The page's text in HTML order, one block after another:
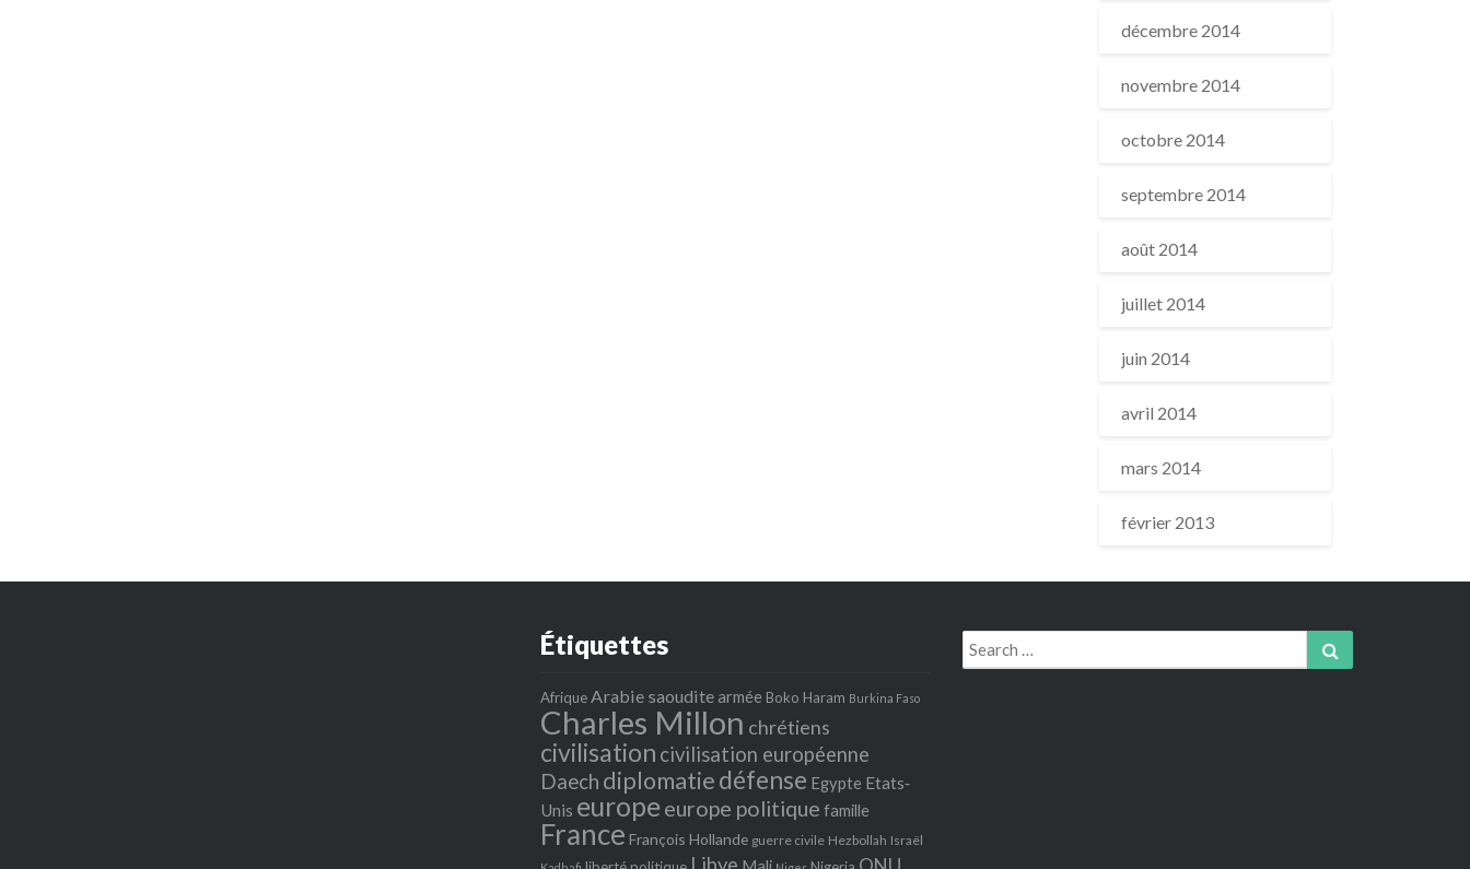
décembre 2014
novembre 2014
octobre 2014
septembre 2014
août 2014
juillet 2014
juin 2014
avril 2014
mars 2014
février 2013
Étiquettes
Afrique Arabie saoudite armée Boko Haram Burkina Faso
Charles Millon chrétiens
civilisation civilisation européenne
Daech diplomatiedéfense Egypte Etats‐
Unis europeeurope politique famille
France François Hollande guerre civile Hezbollah Israël
Search
for: